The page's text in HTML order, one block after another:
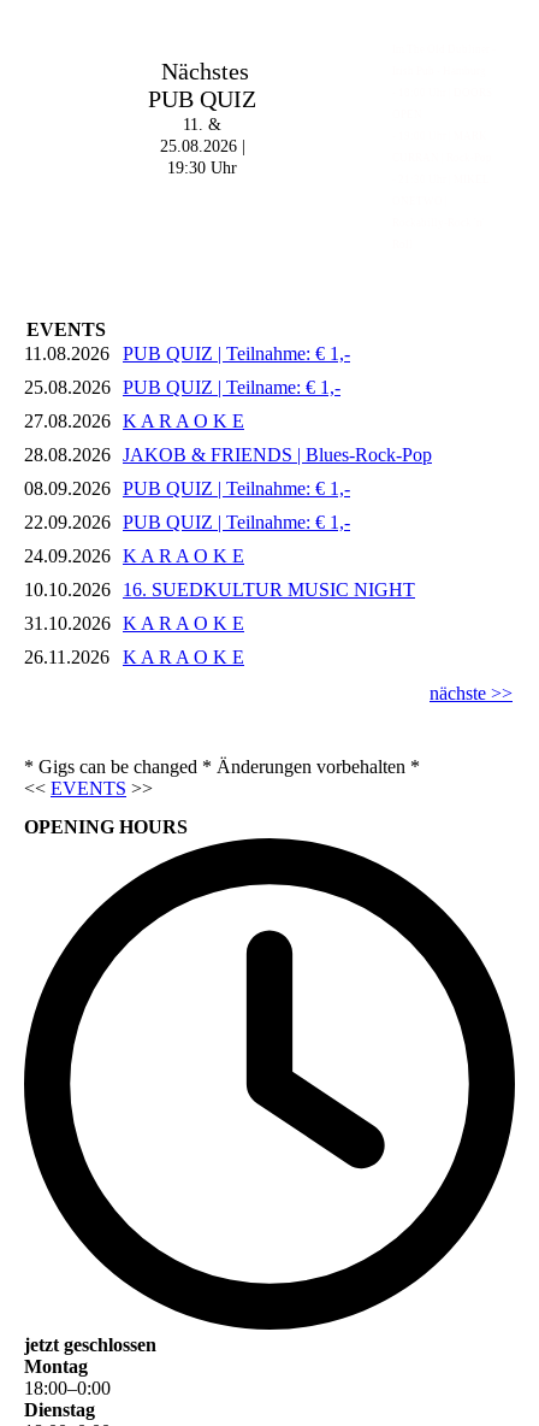
Nächstes
PUB QUIZ
11. &
25.08.2026 |
19:30 Uhr
EVENTS
11.08.2026
PUB QUIZ | Teilnahme: € 1,-
25.08.2026 PUB QUIZ | Teilname: € 1,-
27.08.2026 K A R A O K E
28.08.2026 JAKOB & FRIENDS | Blues-Rock-Pop
08.09.2026 PUB QUIZ | Teilnahme: € 1,-
22.09.2026 PUB QUIZ | Teilnahme: € 1,-
24.09.2026 K A R A O K E
10.10.2026
16. SUEDKULTUR MUSIC NIGHT
31.10.2026 K A R A O K E
26.11.2026
K A R A O K E
nächste >>
* Gigs can be changed * Änderungen vorbehalten *
<< EVENTS >>
OPENING HOURS
jetzt geschlossen
Montag
18:00–0:00
Dienstag